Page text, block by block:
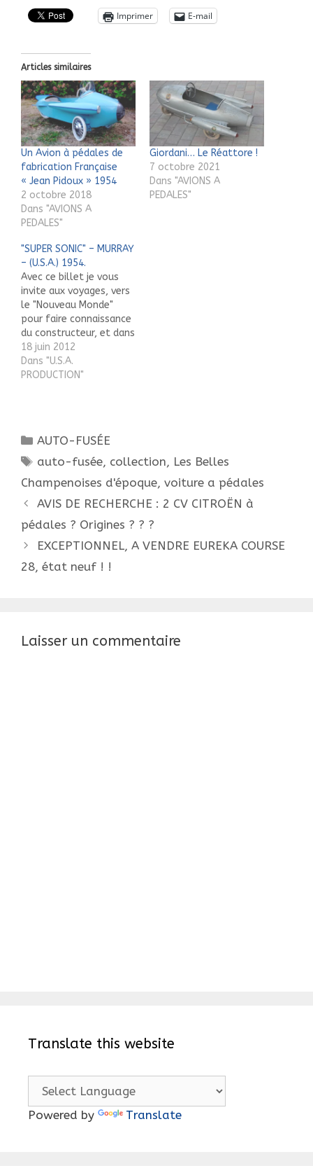
Imprimer E-mail
Articles similaires
Un Avion à pédales de
fabrication Française
« Jean Pidoux » 1954
2 octobre 2018
Dans "AVIONS A
PEDALES"
Giordani… Le Réattore !
7 octobre 2021
Dans "AVIONS A
PEDALES"
"SUPER SONIC" – MURRAY
– (U.S.A.) 1954.
Avec ce billet je vous
invite aux voyages, vers
le "Nouveau Monde"
pour faire connaissance
du constructeur, et dans
notre enfance, celle des
années "50", pour rêver
un peu au vol spatial. En
France, une espèce
d'avion-fusée décliné…
18 juin 2012
Dans "U.S.A.
PRODUCTION"
Catégories
AUTO-FUSÉE
Étiquettes
auto-fusée, collection, Les Belles
Champenoises d'époque, voiture a pédales
Navigation
des
articles
AVIS DE RECHERCHE : 2 CV CITROËN à
pédales ? Origines ? ? ?
EXCEPTIONNEL, A VENDRE EUREKA COURSE
28, état neuf ! !
Laisser un commentaire
Translate this website
Powered by Translate